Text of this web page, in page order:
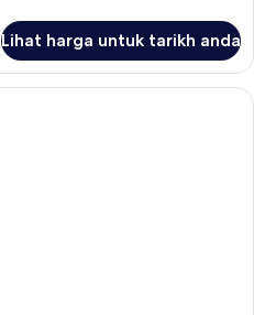
Lihat harga untuk tarikh anda
Suite, 1 Katil Ratu (Queen) |